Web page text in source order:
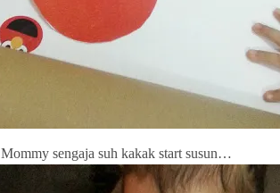
Mommy sengaja suh kakak start susun…